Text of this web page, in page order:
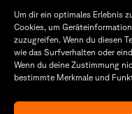
Um dir ein optimales Erlebnis
Cookies, um
zuzugreifen. Wenn du diesen
wie das Surfverhalten oder
Wenn du deine Zustimmung
bestimmte Merkmale und
Fakultät Gestaltung